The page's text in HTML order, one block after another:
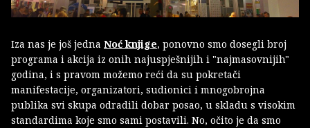
Iza nas je još jedna Noć knjige, ponovno smo dosegli broj
programa i akcija iz onih najuspješnijih i "najmasovnijih"
godina, i s pravom možemo reći da su pokretači
manifestacije, organizatori, sudionici i mnogobrojna
publika svi skupa odradili dobar posao, u skladu s visokim
standardima koje smo sami postavili. No, očito je da smo